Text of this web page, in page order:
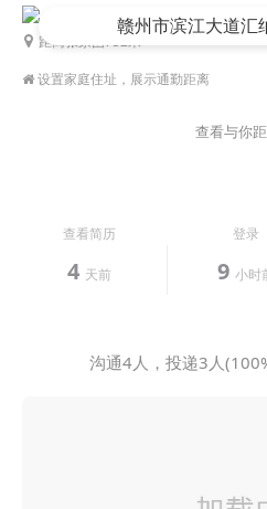
周岁。
赣州市滨江大道汇
距离 张家围752米
设置家庭住址，展示通勤距离
查看与你
查看简历
4 天前
登录
9 小时
沟通4人，投递3人